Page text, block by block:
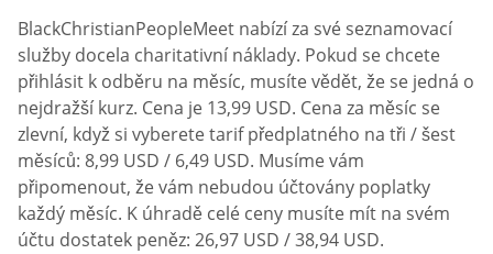
BlackChristianPeopleMeet nabízí za své seznamovací
služby docela charitativní náklady. Pokud se chcete
přihlásit k odběru na měsíc, musíte vědět, že se jedná o
nejdražší kurz. Cena je 13,99 USD. Cena za měsíc se
zlevní, když si vyberete tarif předplatného na tři / šest
měsíců: 8,99 USD / 6,49 USD. Musíme vám
připomenout, že vám nebudou účtovány poplatky
každý měsíc. K úhradě celé ceny musíte mít na svém
účtu dostatek peněz: 26,97 USD / 38,94 USD.